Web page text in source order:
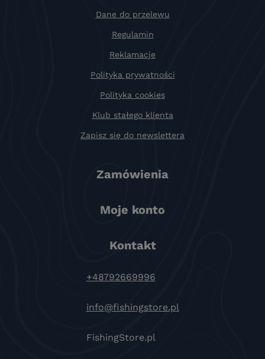
Dane do przelewu
Regulamin
Reklamacje
Polityka prywatności
Polityka cookies
Klub stałego klienta
Zapisz się do newslettera
Zamówienia
Moje konto
Kontakt
+48792669996
info@fishingstore.pl
FishingStore.pl